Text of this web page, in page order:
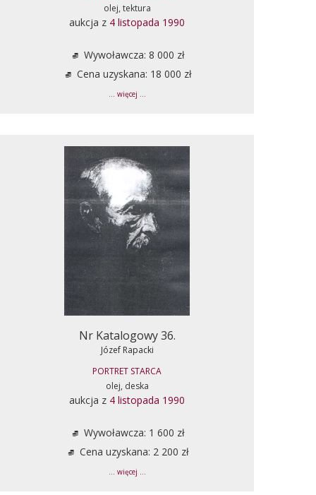
olej, tektura
aukcja z 4 listopada 1990
Wywoławcza: 8 000 zł
Cena uzyskana: 18 000 zł
... więcej ...
Nr Katalogowy 36.
Józef Rapacki
PORTRET STARCA
olej, deska
aukcja z 4 listopada 1990
Wywoławcza: 1 600 zł
Cena uzyskana: 2 200 zł
... więcej ...